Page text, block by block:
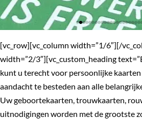
[vc_row][vc_column width=”1/6″][/
width=”2/3″][vc_custom_heading
kunt u terecht voor persoonlijke kaarten
aandacht te besteden aan alle
Uw geboortekaarten, trouwkaarten,
uitnodigingen worden met de grootste